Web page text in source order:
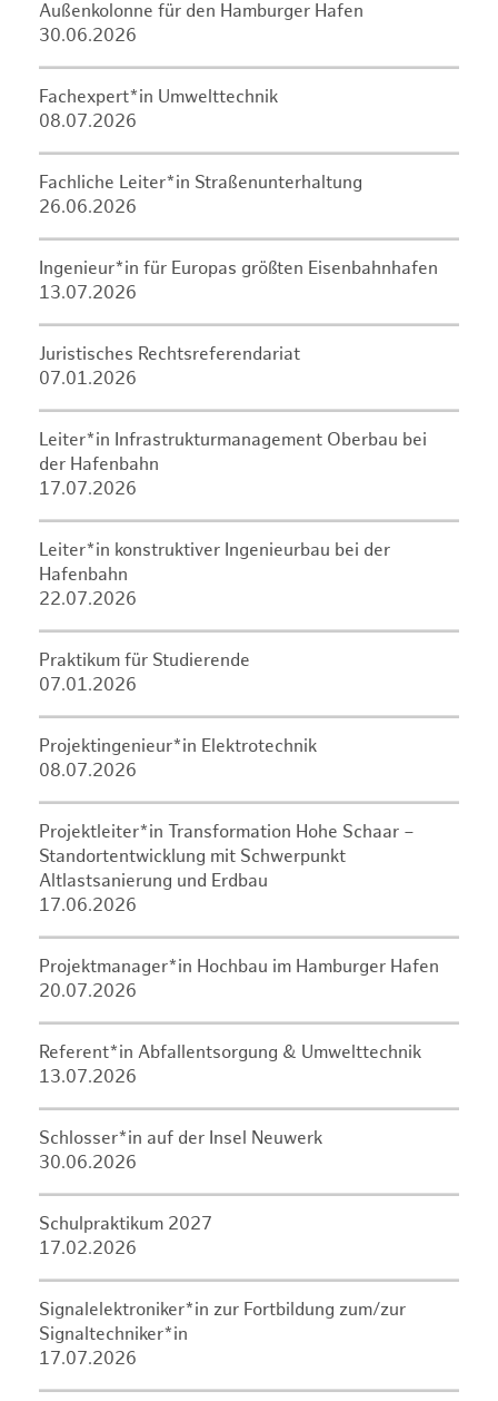
Außenkolonne für den Hamburger Hafen
30.06.2026
Fachexpert*in Umwelttechnik
08.07.2026
Fachliche Leiter*in Straßenunterhaltung
26.06.2026
Ingenieur*in für Europas größten Eisenbahnhafen
13.07.2026
Juristisches Rechtsreferendariat
07.01.2026
Leiter*in Infrastrukturmanagement Oberbau bei
der Hafenbahn
17.07.2026
Leiter*in konstruktiver Ingenieurbau bei der
Hafenbahn
22.07.2026
Praktikum für Studierende
07.01.2026
Projektingenieur*in Elektrotechnik
08.07.2026
Projektleiter*in Transformation Hohe Schaar –
Standortentwicklung mit Schwerpunkt
Altlastsanierung und Erdbau
17.06.2026
Projektmanager*in Hochbau im Hamburger Hafen
20.07.2026
Referent*in Abfallentsorgung & Umwelttechnik
13.07.2026
Schlosser*in auf der Insel Neuwerk
30.06.2026
Schulpraktikum 2027
17.02.2026
Signalelektroniker*in zur Fortbildung zum/zur
Signaltechniker*in
17.07.2026